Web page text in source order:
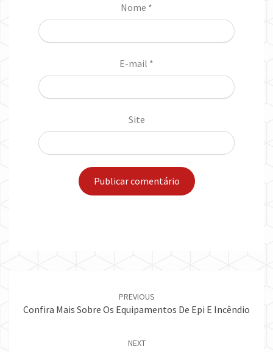
Nome *
E-mail *
Site
PREVIOUS
Confira Mais Sobre Os Equipamentos De Epi E Incêndio
NEXT